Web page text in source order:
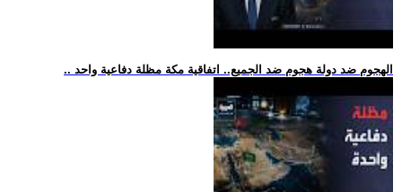
.. الهجوم ضد دولة هجوم ضد الجميع.. اتفاقية مكة مظلة دفاعية واحد